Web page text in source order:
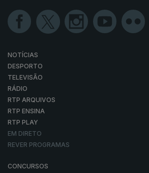
NOTÍCIAS
DESPORTO
TELEVISÃO
RÁDIO
RTP ARQUIVOS
RTP ENSINA
RTP PLAY
EM DIRETO
REVER PROGRAMAS
CONCURSOS